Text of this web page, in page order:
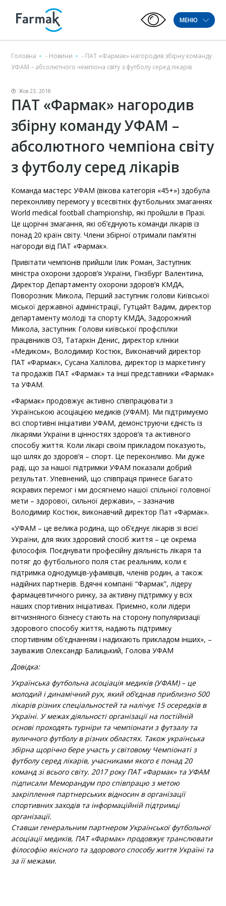
МЕНЮ
Головна - Новини - ПАТ «Фармак» нагородив збірну команду
УФАМ – абсолютного чемпіона світу з футболу серед лікарів
Жов 23, 2018
ПАТ «Фармак» нагородив
збірну команду УФАМ –
абсолютного чемпіона світу
з футболу серед лікарів
Команда мастерс УФАМ (вікова категорія «45+») здобула
переконливу перемогу у всесвітніх футбольних змаганнях
World medical football championship, які пройшли в Празі.
Це щорічні змагання, які об’єднують команди лікарів із
понад 20 країн світу. Члени збірної отримали пам’ятні
нагороди від ПАТ «Фармак».
Привітати чемпіонів прийшли Ілик Роман, Заступник
міністра охорони здоров’я України, Гінзбург Валентина,
Директор Департаменту охорони здоров’я КМДА,
Поворозник Микола, Перший заступник голови Київської
міської державної адміністрації, Гутцайт Вадим, директор
департаменту молоді та спорту КМДА, Задорожний
Микола, заступник Голови київської профспілки
працівників ОЗ, Татаркін Денис, директор клініки
«Медиком», Володимир Костюк, Виконавчий директор
ПАТ «Фармак», Сусана Халілова, директор із маркетингу
та продажів ПАТ «Фармак» та інші представники «Фармак»
та УФАМ.
«Фармак» продовжує активно співпрацювати з
Українською асоціацією медиків (УФАМ). Ми підтримуємо
всі спортивні ініціативи УФАМ, демонструючи єдність із
лікарями України в цінностях здоров’я та активного
способу життя. Коли лікарі своїм прикладом показують,
що шлях до здоров’я – спорт. Це переконливо. Ми дуже
раді, що за нашої підтримки УФАМ показали добрий
результат. Упевнений, що співпраця принесе багато
яскравих перемог і ми досягнемо нашої спільної головної
мети – здорової, сильної держави», – зазначив
Володимир Костюк, виконавчий директор Пат «Фармак».
«УФАМ – це велика родина, що об’єднує лікарів зі всієї
України, для яких здоровий спосіб життя – це окрема
філософія. Поєднувати професійну діяльність лікаря та
потяг до футбольного поля стає реальним, коли є
підтримка однодумців-уфамівців, членів родин, а також
надійних партнерів. Вдячні компанії “Фармак”, лідеру
фармацевтичного ринку, за активну підтримку у всіх
наших спортивних ініціативах. Приємно, коли лідери
вітчизняного бізнесу стають на сторону популяризації
здорового способу життя, надають підтримку
спортивним об’єднанням і надихають прикладом інших», –
зауважив Олександр Балицький, Голова УФАМ
Довідка:
Українська футбольна асоціація медиків (УФАМ) – це
молодий і динамічний рух, який об’єднав приблизно 500
лікарів різних спеціальностей та налічує 15 осередків в
Україні. У межах діяльності організації на постійній
основі проходять турніри та чемпіонати з футзалу та
вуличного футболу в різних областях. Також українська
збірна щорічно бере участь у світовому Чемпіонаті з
футболу серед лікарів, учасниками якого є понад 20
команд зі всього світу. 2017 року ПАТ «Фармак» та УФАМ
підписали Меморандум про співпрацю з метою
закріплення партнерських відносин в організації
спортивних заходів та інформаційній підтримці
організації.
Ставши генеральним партнером Української футбольної
асоціації медиків, ПАТ «Фармак» продовжує транслювати
філософію якісного та здорового способу життя Україні та
за її межами.